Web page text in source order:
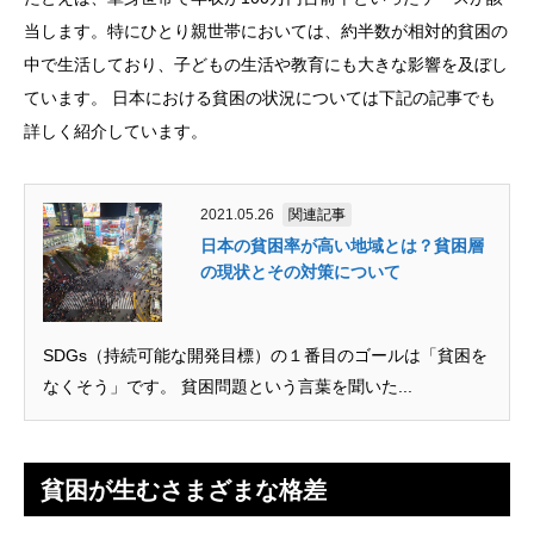
当します。特にひとり親世帯においては、約半数が相対的貧困の
中で生活しており、子どもの生活や教育にも大きな影響を及ぼし
ています。 日本における貧困の状況については下記の記事でも
詳しく紹介しています。
2021.05.26 関連記事
日本の貧困率が高い地域とは？貧困層
の現状とその対策について
SDGs（持続可能な開発目標）の１番目のゴールは「貧困を
なくそう」です。 貧困問題という言葉を聞いた...
貧困が生むさまざまな格差